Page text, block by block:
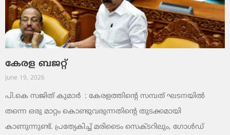
കേരള ബജറ്റ്
June 19, 2026
പി.കെ സജിത് കുമാര്‍ : കേരളത്തിന്റെ സമ്പത് ഘടനയിൽ
തന്നെ ഒരു മാറ്റം കൊണ്ടുവരുന്നതിന്റെ തുടക്കമായി
കാണുന്നുണ്ട്. പ്രത്യേകിച്ച് മരിടൈം സെക്ടറിലും, ഗോൾഡ്